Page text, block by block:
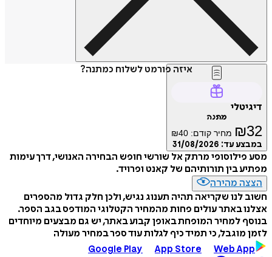
איזה פורמט לשלוח כמתנה?
דיגיטלי
מתנה
₪32 מחיר קודם: ₪40
במבצע עד: 31/08/2026
מסע פילוסופי מרתק אל שורשי חופש הבחירה האנושי, דרך עימות
מפתיע בין תורותיהם של קאנט ופרויד.
הצצה מהירה
חשוב לנו שקריאה תהיה תענוג נגיש, ולכן חלק גדול מהספרים
אצלנו באתר עולים פחות מהמחיר הקטלוגי המודפס בגב הספר.
בנוסף למחיר המופחת באופן קבוע באתר, יש גם מבצעים מיוחדים
לזמן מוגבל, כי תמיד כיף לגלות עוד ספר במחיר מעולה
Google Play
App Store Web App